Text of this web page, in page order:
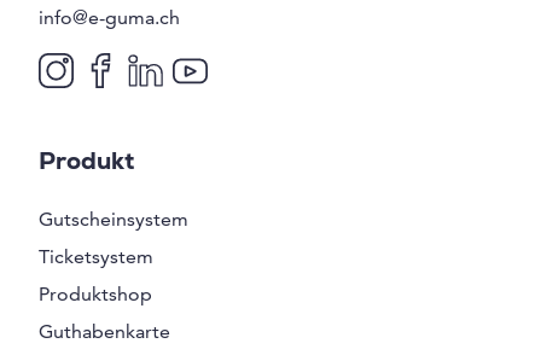
info@e-guma.ch
Produkt
Gutscheinsystem
Ticketsystem
Produktshop
Guthabenkarte